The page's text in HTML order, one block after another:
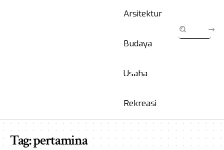
Arsitektur
Budaya
Usaha
Rekreasi
Tag:pertamina